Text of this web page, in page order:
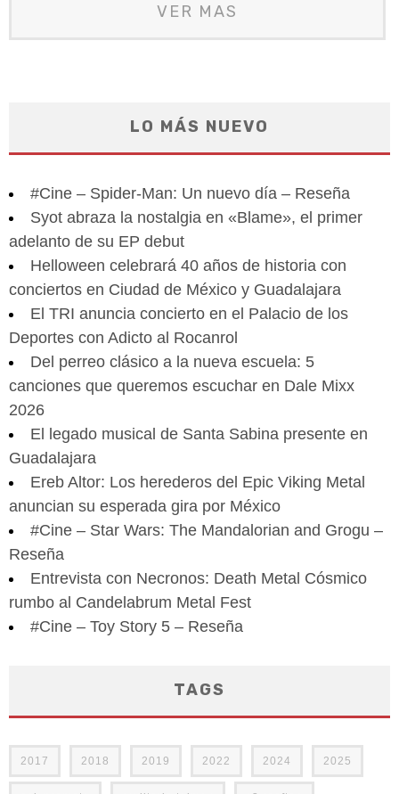
VER MAS
LO MÁS NUEVO
#Cine – Spider-Man: Un nuevo día – Reseña
Syot abraza la nostalgia en «Blame», el primer
adelanto de su EP debut
Helloween celebrará 40 años de historia con
conciertos en Ciudad de México y Guadalajara
El TRI anuncia concierto en el Palacio de los
Deportes con Adicto al Rocanrol
Del perreo clásico a la nueva escuela: 5
canciones que queremos escuchar en Dale Mixx
2026
El legado musical de Santa Sabina presente en
Guadalajara
Ereb Altor: Los herederos del Epic Viking Metal
anuncian su esperada gira por México
#Cine – Star Wars: The Mandalorian and Grogu –
Reseña
Entrevista con Necronos: Death Metal Cósmico
rumbo al Candelabrum Metal Fest
#Cine – Toy Story 5 – Reseña
TAGS
2017 2018 2019 2022 2024 2025